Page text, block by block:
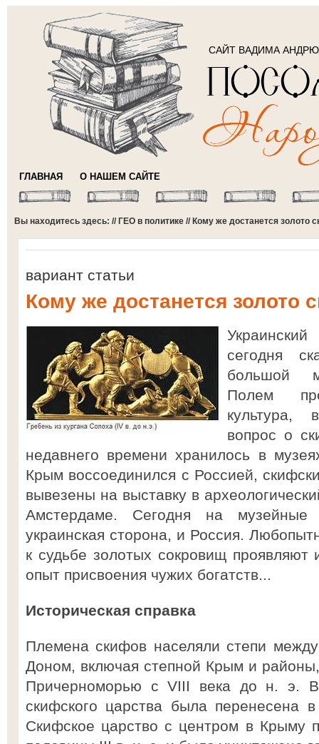
САЙТ ВАДИМА
ГЛАВНАЯ О НАШЕМ САЙТЕ
Вы находитесь здесь: // ГЕО в политике // Кому же достанется золото
вариант статьи
Кому же достанется золото
сегодня
большой
Полем
культура,
вопрос о
недавнего времени хранилось в
Крым воссоединился с Россией,
вывезены на выставку в
Амстердаме. Сегодня на музейные
украинская сторона, и Россия.
к судьбе золотых сокровищ
опыт присвоения чужих богатств...
Историческая справка
Племена скифов населяли степи
Доном, включая степной Крым и
Причерноморью с VIII века до н. э.
скифского царства была перенесена
Скифское царство с центром в Крыму